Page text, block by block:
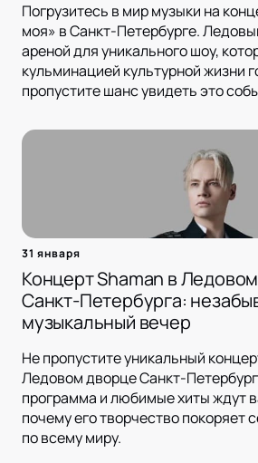
Погрузитесь в мир музыки на
моя» в Санкт-Петербурге.
ареной для уникального шоу,
кульминацией культурной жизни
пропустите шанс увидеть это
31 января
Концерт Shaman в
Санкт-Петербурга:
музыкальный вечер
Не пропустите уникальный
Ледовом дворце Санкт-
программа и любимые хиты ждут
почему его творчество покоряет
по всему миру.